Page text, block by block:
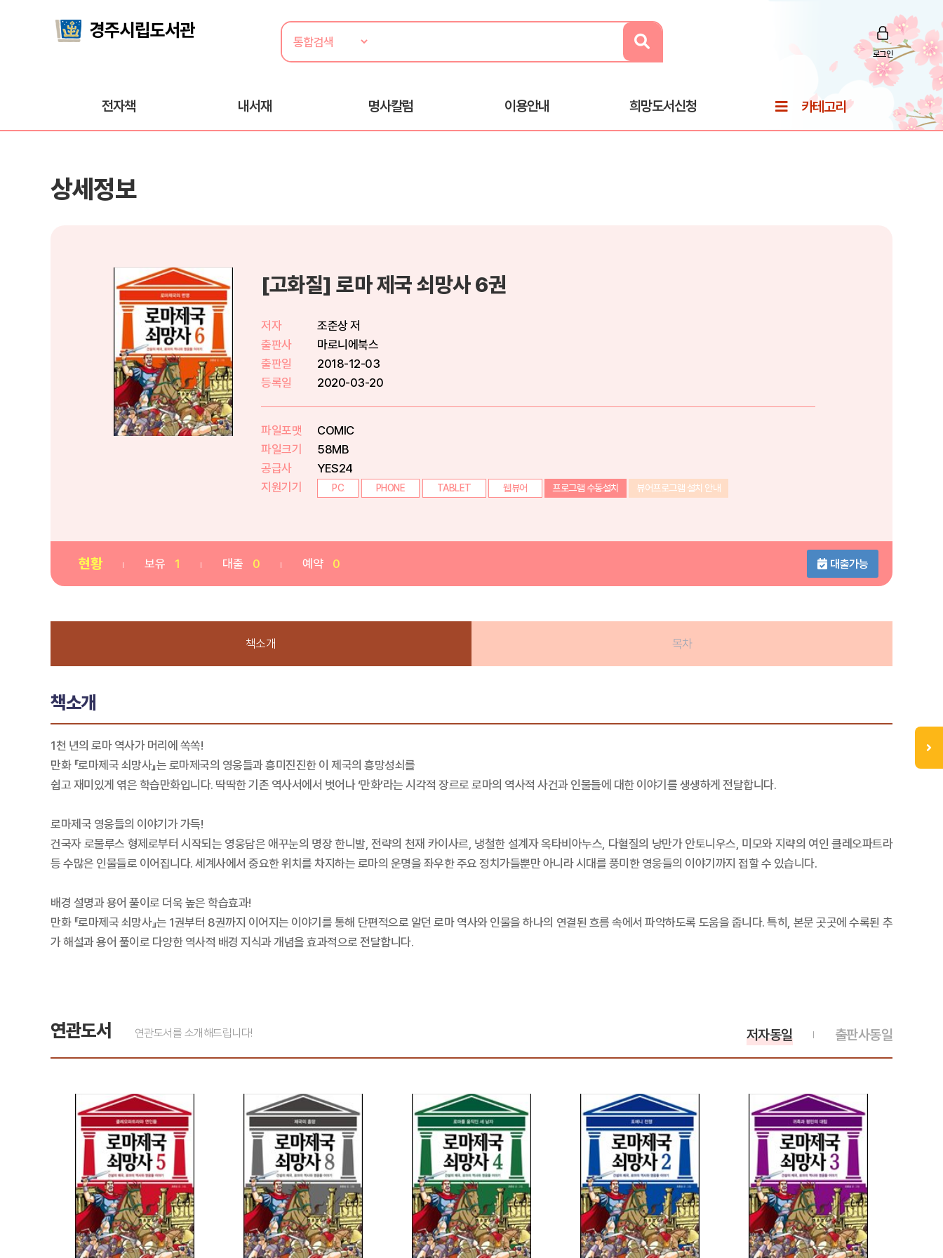
로그인
전자책 내서재 명사칼럼 이용안내 희망도서신청 카테고리
상세정보
[고화질] 로마 제국 쇠망사 6권
저자
조준상 저
출판사
마로니에북스
출판일
2018-12-03
등록일
2020-03-20
파일포맷
COMIC
파일크기
58MB
공급사
YES24
지원기기
PC PHONE TABLET 웹뷰어 프로그램 수동설치 뷰어프로그램 설치 안내
현황 보유 1 대출 0 예약 0 대출가능
책소개 목차
책소개
1천 년의 로마 역사가 머리에 쏙쏙!
만화 『로마제국 쇠망사』는 로마제국의 영웅들과 흥미진진한 이 제국의 흥망성쇠를
쉽고 재미있게 엮은 학습만화입니다. 딱딱한 기존 역사서에서 벗어나 ‘만화’라는 시각적 장르로 로마의 역사적 사건과 인물들에 대한 이야기를 생생하게 전달합니다.
로마제국 영웅들의 이야기가 가득!
건국자 로물루스 형제로부터 시작되는 영웅담은 애꾸눈의 명장 한니발, 전략의 천재 카이사르, 냉철한 설계자 옥타비아누스, 다혈질의 낭만가 안토니우스, 미모와 지략의 여인 클레오파트라
등 수많은 인물들로 이어집니다. 세계사에서 중요한 위치를 차지하는 로마의 운명을 좌우한 주요 정치가들뿐만 아니라 시대를 풍미한 영웅들의 이야기까지 접할 수 있습니다.
배경 설명과 용어 풀이로 더욱 높은 학습효과!
만화 『로마제국 쇠망사』는 1권부터 8권까지 이어지는 이야기를 통해 단편적으로 알던 로마 역사와 인물을 하나의 연결된 흐름 속에서 파악하도록 도움을 줍니다. 특히, 본문 곳곳에 수록된 추
가 해설과 용어 풀이로 다양한 역사적 배경 지식과 개념을 효과적으로 전달합니다.
연관도서 연관도서를 소개해드립니다! 출판사동일
저자동일